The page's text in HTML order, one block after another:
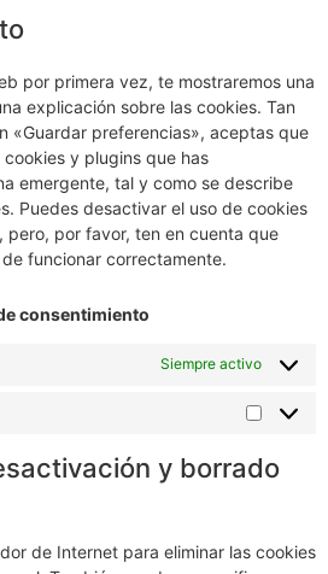
por primera vez, te mostraremos una
explicación sobre las cookies. Tan
«Guardar preferencias», aceptas que
y plugins que has
emergente, tal y como se describe
Puedes desactivar el uso de cookies
pero, por favor, ten en cuenta que
funcionar correctamente.
consentimiento
Siempre activo
y borrado
de Internet para eliminar las cookies